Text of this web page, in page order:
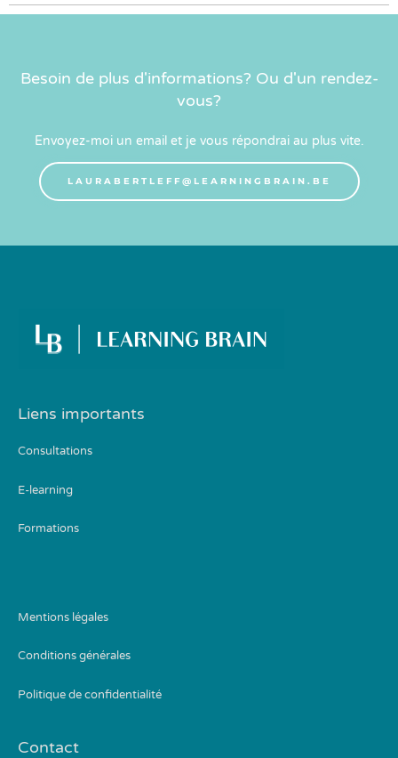
Besoin de plus d'informations? Ou d'un rendez-
vous?
Envoyez-moi un email et je vous répondrai au plus vite.
LAURABERTLEFF@LEARNINGBRAIN.BE
Liens importants
Consultations
E-learning
Formations
Mentions légales
Conditions générales
Politique de confidentialité
Contact